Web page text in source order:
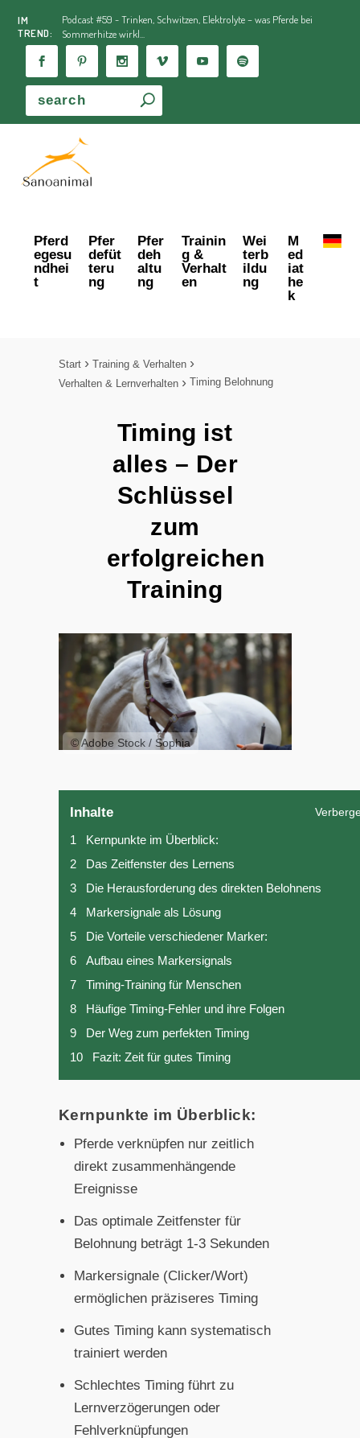
IM
TREND:
Podcast #59 - Trinken, Schwitzen, Elektrolyte – was Pferde bei
Sommerhitze wirkl...
Pferd
egesu
ndhei
t
Pfer
defüt
teru
ng
Pfer
deh
altu
ng
Trainin
g &
Verhalt
en
Wei
terb
ildu
ng
M
ed
iat
he
k
Start
Training & Verhalten
Verhalten & Lernverhalten
Timing Belohnung
Timing ist
alles – Der
Schlüssel
zum
erfolgreichen
Training
© Adobe Stock / Sophia
Inhalte
1
Kernpunkte im Überblick:
2
Das Zeitfenster des Lernens
3
Die Herausforderung des direkten Belohnens
4
Markersignale als Lösung
5
Die Vorteile verschiedener Marker:
6
Aufbau eines Markersignals
7
Timing-Training für Menschen
8
Häufige Timing-Fehler und ihre Folgen
9
Der Weg zum perfekten Timing
10
Fazit: Zeit für gutes Timing
Kernpunkte im Überblick:
Pferde verknüpfen nur zeitlich
direkt zusammenhängende
Ereignisse
Das optimale Zeitfenster für
Belohnung beträgt 1-3 Sekunden
Markersignale (Clicker/Wort)
ermöglichen präziseres Timing
Gutes Timing kann systematisch
trainiert werden
Schlechtes Timing führt zu
Lernverzögerungen oder
Fehlverknüpfungen